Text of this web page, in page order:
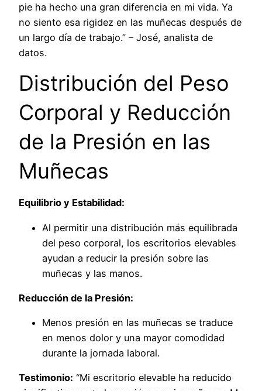
pie ha hecho una gran diferencia en mi vida. Ya
no siento esa rigidez en las muñecas después de
un largo día de trabajo.” – José, analista de
datos.
Distribución del Peso
Corporal y Reducción
de la Presión en las
Muñecas
Equilibrio y Estabilidad:
Al permitir una distribución más equilibrada
del peso corporal, los escritorios elevables
ayudan a reducir la presión sobre las
muñecas y las manos.
Reducción de la Presión:
Menos presión en las muñecas se traduce
en menos dolor y una mayor comodidad
durante la jornada laboral.
Testimonio: “Mi escritorio elevable ha reducido